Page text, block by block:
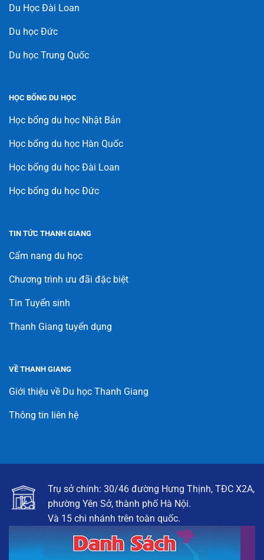
Du Học Đài Loan
Du học Đức
Du học Trung Quốc
HỌC BỔNG DU HỌC
Học bổng du học Nhật Bản
Học bổng du học Hàn Quốc
Học bổng du học Đài Loan
Học bổng du học Đức
TIN TỨC THANH GIANG
Cẩm nang du học
Chương trình ưu đãi đặc biệt
Tin Tuyển sinh
Thanh Giang tuyển dụng
VỀ THANH GIANG
Giới thiệu về Du học Thanh Giang
Thông tin liên hệ
Trụ sở chính: 30/46 đường Hưng Thịnh, TĐC X2A,
phường Yên Sở, thành phố Hà Nội.
Và 15 chi nhánh trên toàn quốc.